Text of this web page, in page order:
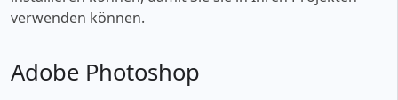
verwenden können.
Adobe Photoshop